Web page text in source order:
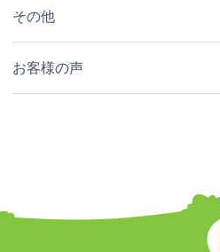
その他
お客様の声